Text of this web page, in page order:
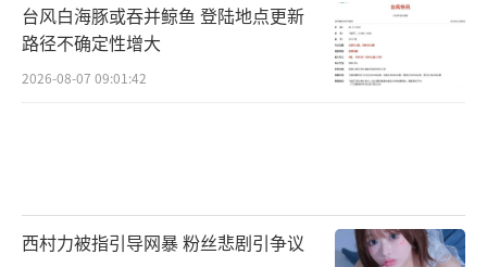
台风白海豚或吞并鲸鱼 登陆地点更新
路径不确定性增大
2026-08-07 09:01:42
西村力被指引导网暴 粉丝悲剧引争议